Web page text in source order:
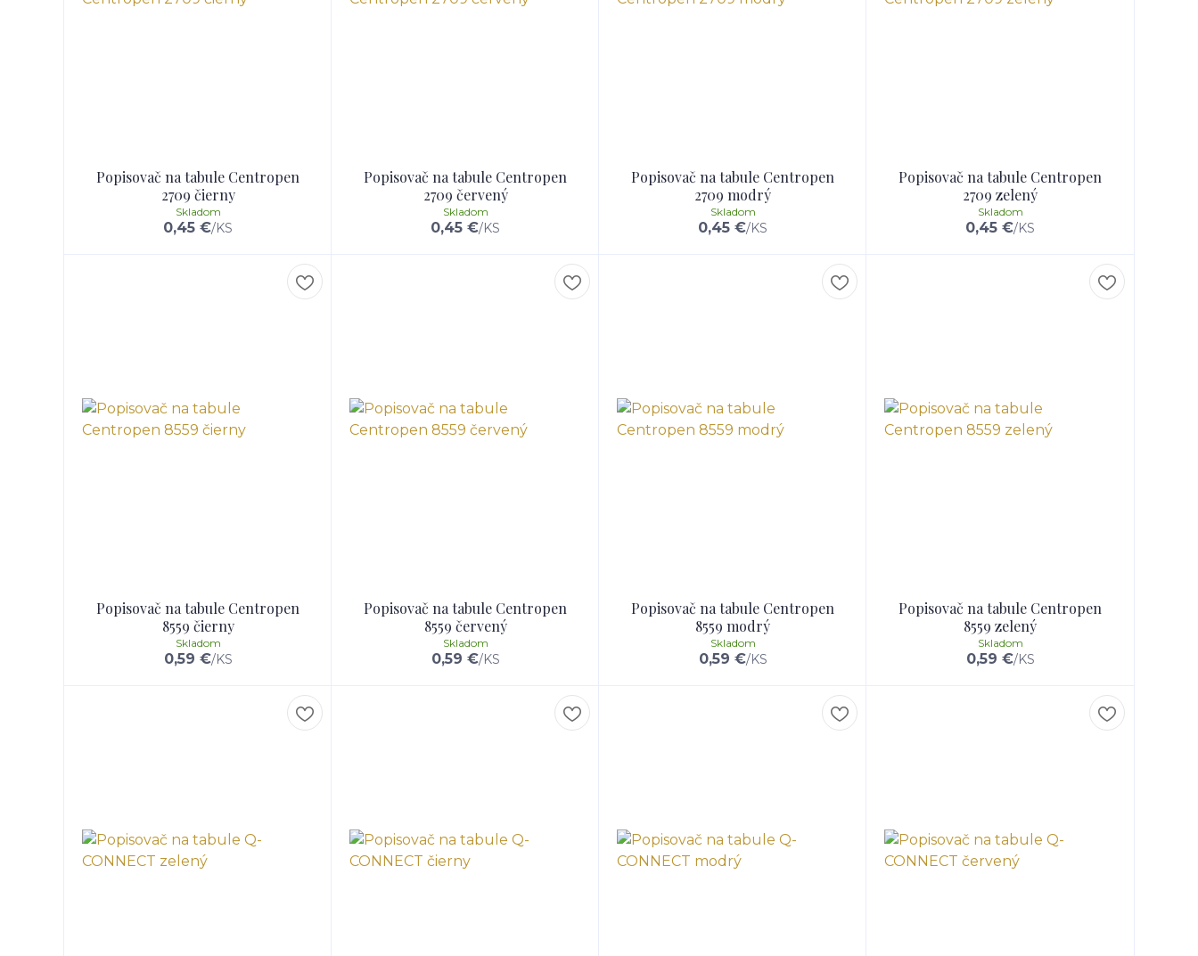
Popisovač na tabule Centropen
2709 čierny
0,45 €/KS
Skladom
Popisovač na tabule Centropen
2709 červený
0,45 €/KS
Skladom
Popisovač na tabule Centropen
2709 modrý
0,45 €/KS
Skladom
Popisovač na tabule Centropen
2709 zelený
0,45 €/KS
Skladom
Popisovač na tabule Centropen
8559 čierny
0,59 €/KS
Skladom
Popisovač na tabule Centropen
8559 červený
0,59 €/KS
Skladom
Popisovač na tabule Centropen
8559 modrý
0,59 €/KS
Skladom
Popisovač na tabule Centropen
8559 zelený
0,59 €/KS
Skladom